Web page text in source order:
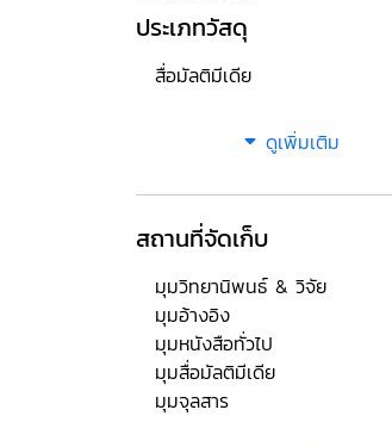
ประเภทวัสดุ
สื่อมัลติมีเดีย
ดูเพิ่มเติม
สถานที่จัดเก็บ
มุมวิทยานิพนธ์ & วิจัย
มุมอ้างอิง
มุมหนังสือทั่วไป
มุมสื่อมัลติมีเดีย
มุมจุลสาร